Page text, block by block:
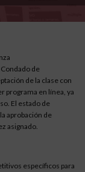
de
de la clase con
programa en línea, ya
El estado de
aprobación de
asignado.
específicos para